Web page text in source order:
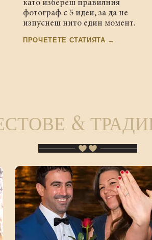
като избереш правилния
фотограф с 5 идеи, за да не
изпуснеш нито един момент.
ПРОЧЕТЕТЕ СТАТИЯТА →
&